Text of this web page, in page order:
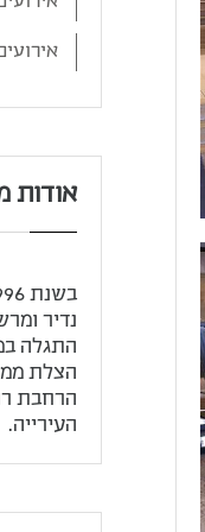
אודות
נדיר
התגלה
הצלת
הרחבת
העירייה.